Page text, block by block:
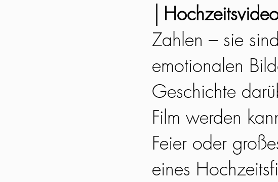
Zahlen – sie
emotionalen
Geschichte
Film werden
Feier oder
eines